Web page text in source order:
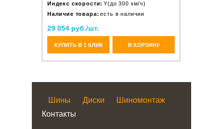
Индекс скорости: Y(до 300 км/ч)
Наличие товара: есть в наличии
29 054 руб./шт.
КУПИТЬ В 1 КЛИК В КОРЗИНУ
Шины Диски
Шиномонтаж
Контакты